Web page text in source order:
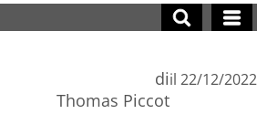
di
Thomas Piccot
il 22/12/2022